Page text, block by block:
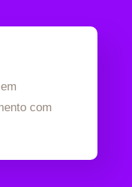
com